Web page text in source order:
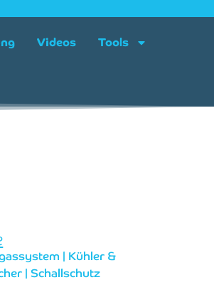
Videos Tools
| Kühler &
|Schallschutz